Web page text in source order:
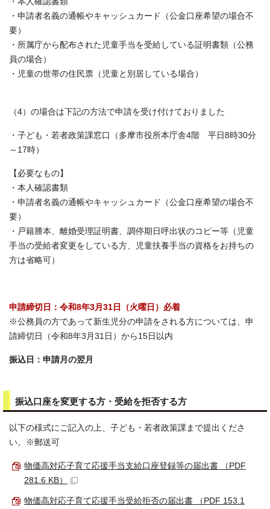
・申請者名義の通帳やキャッシュカード（公金口座希望の場合不
要）
・所属庁から配布された児童手当を受給している証明書類（公務
員の場合）
・児童の世帯の住民票（児童と別居している場合）
（4）の場合は下記の方法で申請を受け付けておりました
・子ども・若者政策課窓口（多摩市役所本庁舎4階 平日8時30分
～17時）
【必要なもの】
・本人確認書類
・申請者名義の通帳やキャッシュカード（公金口座希望の場合不
要）
・戸籍謄本、離婚受理証明書、調停期日呼出状のコピー等（児童
手当の受給者変更をしている方、児童扶養手当の資格をお持ちの
方は省略可）
申請締切日：令和8年3月31日（火曜日）必着
※公務員の方であって新生児分の申請をされる方については、申
請締切日（令和8年3月31日）から15日以内
振込日：申請月の翌月
振込口座を変更する方・受給を拒否する方
以下の様式にご記入の上、子ども・若者政策課まで提出くださ
い。※郵送可
物価高対応子育て応援手当支給口座登録等の届出書 （PDF
281.6 KB）
物価高対応子育て応援手当受給拒否の届出書 （PDF 153.1